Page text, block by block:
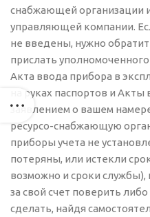
снабжающей организации
управляющей компании.
не введены, нужно
прислать
Акта ввода прибора в
на руках паспортов и
заявлением о вашем
ресурсо-снабжающую
приборы учета не
потеряны, или истекли
возможно и сроки
за свой счет поверить
сделать, найдя